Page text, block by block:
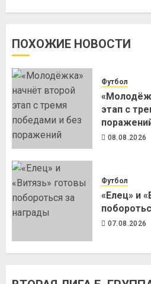
ПОХОЖИЕ НОВОСТИ
Футбол
этап с
08.08.2026
Футбол
«Елец» и
07.08.2026